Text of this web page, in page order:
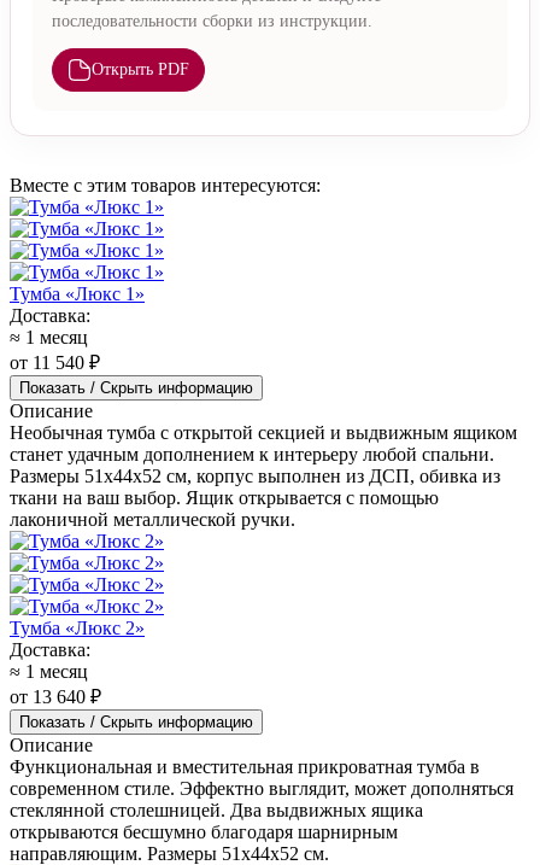
последовательности сборки из инструкции.
Открыть PDF
Вместе с этим товаров интересуются:
Тумба «Люкс 1»
Доставка:
≈ 1 месяц
от 11 540 ₽
Показать / Скрыть информацию
Описание
Необычная тумба с открытой секцией и выдвижным ящиком
станет удачным дополнением к интерьеру любой спальни.
Размеры 51x44x52 см, корпус выполнен из ДСП, обивка из
ткани на ваш выбор. Ящик открывается с помощью
лаконичной металлической ручки.
Тумба «Люкс 2»
Доставка:
≈ 1 месяц
от 13 640 ₽
Показать / Скрыть информацию
Описание
Функциональная и вместительная прикроватная тумба в
современном стиле. Эффектно выглядит, может дополняться
стеклянной столешницей. Два выдвижных ящика
открываются бесшумно благодаря шарнирным
направляющим. Размеры 51x44x52 см.